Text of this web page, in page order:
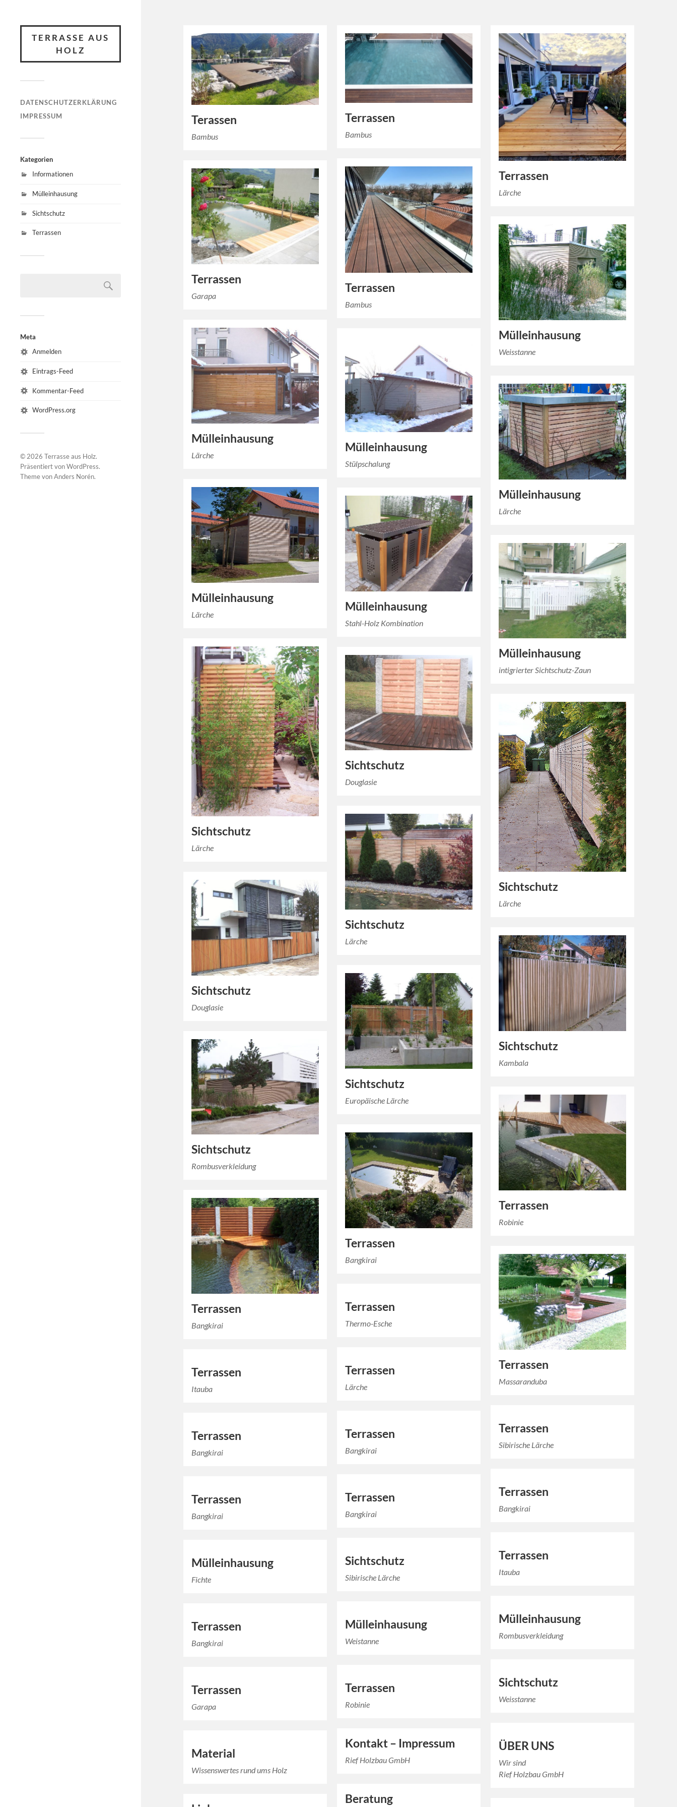
TERRASSE AUS
HOLZ
DATENSCHUTZERKLÄRUNG
IMPRESSUM
Kategorien
Informationen
Mülleinhausung
Sichtschutz
Terrassen
Meta
Anmelden
Eintrags-Feed
Kommentar-Feed
WordPress.org
© 2026 Terrasse aus Holz.
Präsentiert vonWordPress.
Theme vonAnders Norén.
Terassen
Bambus
Terrassen
Bambus
Terrassen
Lärche
Terrassen
Bambus
Terrassen
Garapa
Mülleinhausung
Weisstanne
Mülleinhausung
Lärche
Mülleinhausung
Stülpschalung
Mülleinhausung
Lärche
Mülleinhausung
Lärche
Mülleinhausung
Stahl-Holz Kombination
Mülleinhausung
intigrierter Sichtschutz-Zaun
Sichtschutz
Lärche
Sichtschutz
Douglasie
Sichtschutz
Lärche
Sichtschutz
Lärche
Sichtschutz
Douglasie
Sichtschutz
Kambala
Sichtschutz
Europäische Lärche
Sichtschutz
Rombusverkleidung
Terrassen
Robinie
Terrassen
Bangkirai
Terrassen
Bangkirai
Terrassen
Massaranduba
Terrassen
Thermo-Esche
Terrassen
Lärche
Terrassen
Itauba
Terrassen
Sibirische Lärche
Terrassen
Bangkirai
Terrassen
Bangkirai
Terrassen
Bangkirai
Terrassen
Bangkirai
Terrassen
Bangkirai
Terrassen
Itauba
Sichtschutz
Sibirische Lärche
Mülleinhausung
Fichte
Mülleinhausung
Rombusverkleidung
Mülleinhausung
Weistanne
Terrassen
Bangkirai
Sichtschutz
Weisstanne
Terrassen
Robinie
Terrassen
Garapa
ÜBER UNS
Wir sind
Rief Holzbau GmbH
Kontakt – Impressum
Rief Holzbau GmbH
Material
Wissenswertes rund ums Holz
Beratung